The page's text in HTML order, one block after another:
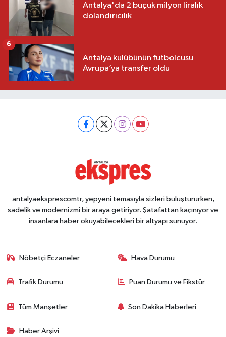
Antalya'da 2 buçuk milyon liralık
dolandırıcılık
Antalya kulübünün futbolcusu
Avrupa’ya transfer oldu
6
antalyaeksprescomtr, yepyeni temasıyla sizleri buluştururken,
sadelik ve modernizmi bir araya getiriyor. Şatafattan kaçınıyor ve
insanlara haber okuyabilecekleri bir altyapı sunuyor.
Nöbetçi Eczaneler Hava Durumu
Trafik Durumu Puan Durumu ve Fikstür
Tüm Manşetler Son Dakika Haberleri
Haber Arşivi